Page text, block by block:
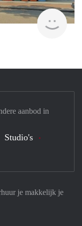
rent
je makkelijk je
aanbod in
Studio's